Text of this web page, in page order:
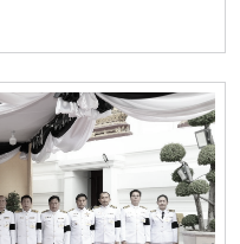
ชนัน วงศ์สวัสดิ์ รองนายก
ระธานเปิดงาน ณ โรงแรม
าลาดพร้าว กทม.สำหรับ
Forum 2026 มี
ระจำกระทรวง อว.
รมว.อว. ศ.ดร.ศุภชัย